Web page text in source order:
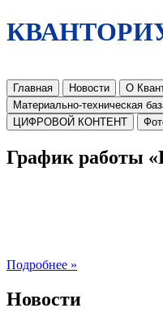
Главная Новости О
Материально-техническая
ЦИФРОВОЙ КОНТЕНТ
График работы
Подробнее »
Новости